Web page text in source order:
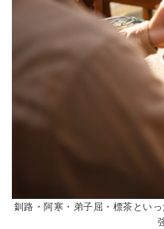
釧路・阿寒・弟子屈・標茶とい